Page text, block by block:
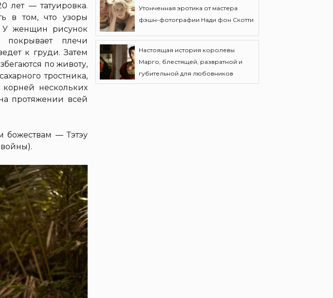
лет — татуировка.
в том, что узоры
У женщин рисунок
плечи
к груди. Затем
по животу,
тростника,
нескольких
протяжении всей
божествам — Тэтэу
Утонченная эротика от мастера
фэшн-фотографии Нади фон Скотти
Настоящая история королевы
Марго, блестящей, развратной и
губительной для любовников